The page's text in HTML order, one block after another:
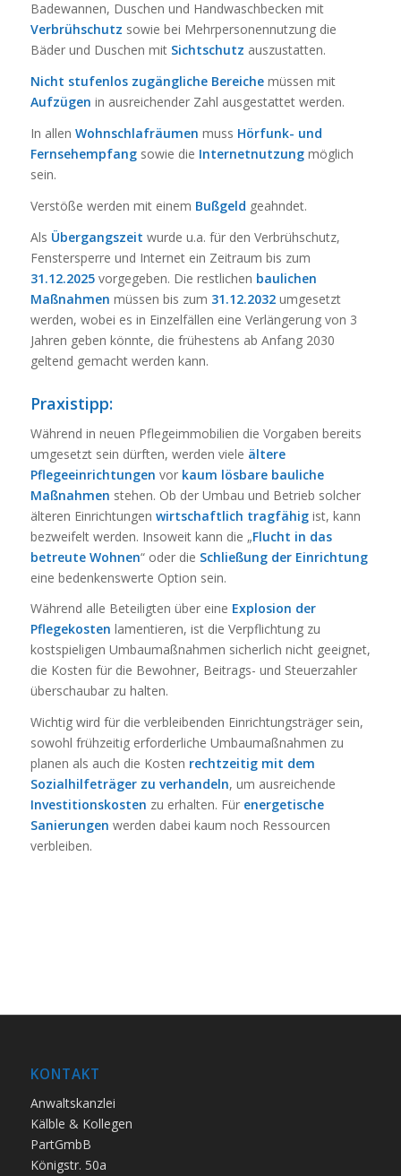
Badewannen, Duschen und Handwaschbecken mit
Verbrühschutz sowie bei Mehrpersonennutzung die
Bäder und Duschen mit Sichtschutz auszustatten.
Nicht stufenlos zugängliche Bereichemüssen mit
Aufzügen in ausreichender Zahl ausgestattet werden.
In allen Wohnschlafräumen muss Hörfunk- und
Fernsehempfang sowie die Internetnutzungmöglich
sein.
Verstöße werden mit einem Bußgeld geahndet.
Als Übergangszeit wurde u.a. für den Verbrühschutz,
Fenstersperre und Internet ein Zeitraum bis zum
31.12.2025vorgegeben. Die restlichen baulichen
Maßnahmen müssen bis zum 31.12.2032umgesetzt
werden, wobei es in Einzelfällen eine Verlängerung von 3
Jahren geben könnte, die frühestens ab Anfang 2030
geltend gemacht werden kann.
Praxistipp:
Während in neuen Pflegeimmobilien die Vorgaben bereits
umgesetzt sein dürften, werden viele ältere
Pflegeeinrichtungen vor kaum lösbare bauliche
Maßnahmen stehen. Ob der Umbau und Betrieb solcher
älteren Einrichtungen wirtschaftlich tragfähigist, kann
bezweifelt werden. Insoweit kann die „Flucht in das
betreute Wohnen“ oder die Schließung der Einrichtung
eine bedenkenswerte Option sein.
Während alle Beteiligten über eine Explosion der
Pflegekosten lamentieren, ist die Verpflichtung zu
kostspieligen Umbaumaßnahmen sicherlich nicht geeignet,
die Kosten für die Bewohner, Beitrags- und Steuerzahler
überschaubar zu halten.
Wichtig wird für die verbleibenden Einrichtungsträger sein,
sowohl frühzeitig erforderliche Umbaumaßnahmen zu
planen als auch die Kosten rechtzeitig mit dem
Sozialhilfeträger zu verhandeln, um ausreichende
Investitionskosten zu erhalten. Für energetische
Sanierungen werden dabei kaum noch Ressourcen
verbleiben.
KONTAKT
Anwaltskanzlei
Kälble & Kollegen
PartGmbB
Königstr. 50a